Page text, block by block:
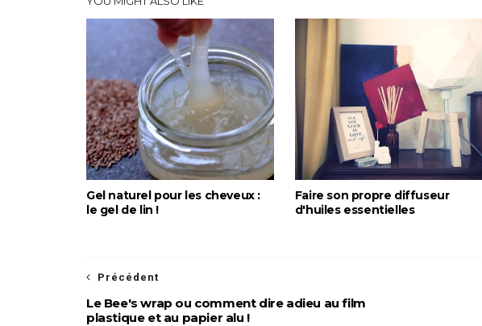
Gel naturel pour les cheveux :
le gel de lin !
Faire son propre diffuseur
d'huiles essentielles
Précédent
Le Bee's wrap ou comment dire adieu au film
plastique et au papier alu !